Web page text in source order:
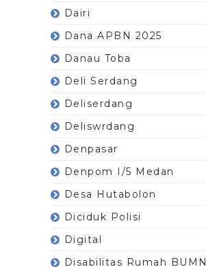
Dairi
Dana APBN 2025
Danau Toba
Deli Serdang
Deliserdang
Deliswrdang
Denpasar
Denpom I/5 Medan
Desa Hutabolon
Diciduk Polisi
Digital
Disabilitas Rumah BUMN